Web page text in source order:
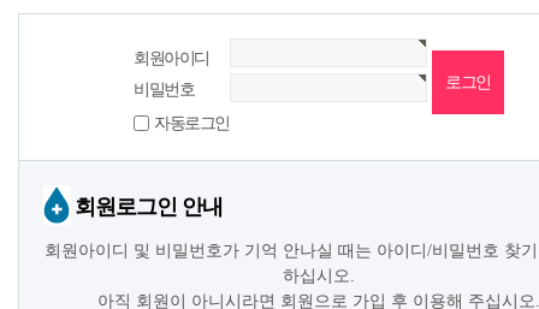
회원아이디
비밀번호
자동로그인
회원로그인 안내
회원아이디 및 비밀번호가 기억 안나실 때는 아이디/비밀번호 찾
하십시오.
아직 회원이 아니시라면 회원으로 가입 후 이용해 주십시오.